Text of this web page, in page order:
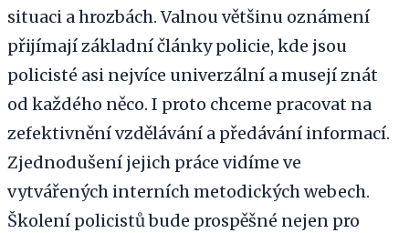
situaci a hrozbách. Valnou většinu oznámení
přijímají základní články policie, kde jsou
policisté asi nejvíce univerzální a musejí znát
od každého něco. I proto chceme pracovat na
zefektivnění vzdělávání a předávání informací.
Zjednodušení jejich práce vidíme ve
vytvářených interních metodických webech.
Školení policistů bude prospěšné nejen pro